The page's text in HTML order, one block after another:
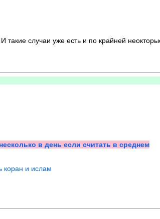
случаи уже есть и по крайней
в день если считать в среднем
коран и ислам